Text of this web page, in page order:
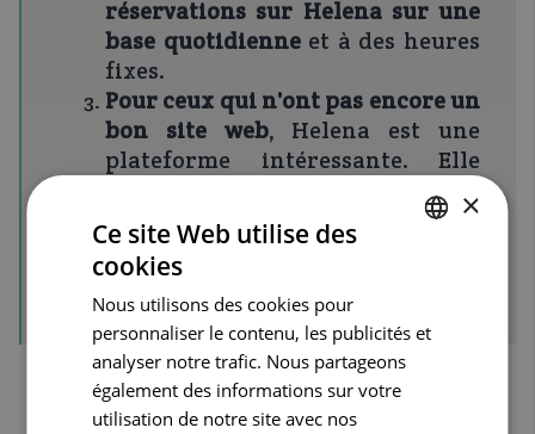
réservations sur Helena sur une
base quotidienne et à des heures
fixes.
Pour ceux qui n'ont pas encore un
bon site web, Helena est une
plateforme intéressante. Elle
vous permet d'être présent en
ligne avec votre pharmacie, sans
avoir à investir dans votre propre
site web.
×
Ce site Web utilise des
cookies
Nous utilisons des cookies pour
personnaliser le contenu, les publicités et
analyser notre trafic. Nous partageons
également des informations sur votre
utilisation de notre site avec nos